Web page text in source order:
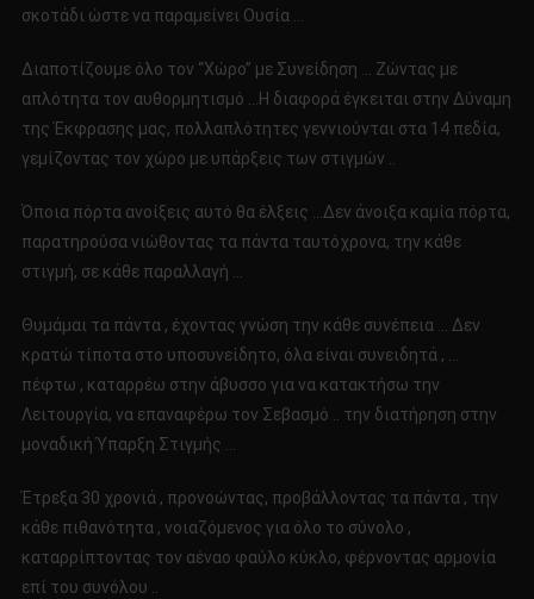
σκοτάδι ώστε να παραμείνει Ουσία …
Διαποτίζουμε όλο τον “Χώρο” με Συνείδηση … Ζώντας με
απλότητα τον αυθορμητισμό …Η διαφορά έγκειται στην Δύναμη
της Έκφρασης μας, πολλαπλότητες γεννιούνται στα 14 πεδία,
γεμίζοντας τον χώρο με υπάρξεις των στιγμών ..
Όποια πόρτα ανοίξεις αυτό θα έλξεις …Δεν άνοιξα καμία πόρτα,
παρατηρούσα νιώθοντας τα πάντα ταυτόχρονα, την κάθε
στιγμή, σε κάθε παραλλαγή …
Θυμάμαι τα πάντα , έχοντας γνώση την κάθε συνέπεια … Δεν
κρατώ τίποτα στο υποσυνείδητο, όλα είναι συνειδητά , …
πέφτω , καταρρέω στην άβυσσο για να κατακτήσω την
Λειτουργία, να επαναφέρω τον Σεβασμό .. την διατήρηση στην
μοναδική Ύπαρξη Στιγμής …
Έτρεξα 30 χρονιά , προνοώντας, προβάλλοντας τα πάντα , την
κάθε πιθανότητα , νοιαζόμενος για όλο το σύνολο ,
καταρρίπτοντας τον αέναο φαύλο κύκλο, φέρνοντας αρμονία
επί του συνόλου ..